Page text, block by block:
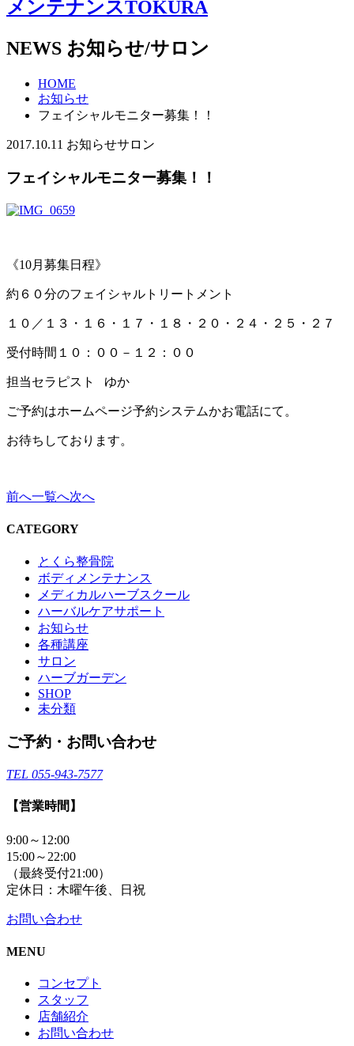
NEWS お知らせ/サロン
HOME
お知らせ
フェイシャルモニター募集！！
2017.10.11 お知らせサロン
フェイシャルモニター募集！！
《10月募集日程》
約６０分のフェイシャルトリートメント
１０／１３・１６・１７・１８・２０・２４・２５・２７
受付時間１０：００－１２：００
担当セラピスト ゆか
ご予約はホームページ予約システムかお電話にて。
お待ちしております。
前へ一覧へ次へ
CATEGORY
とくら整骨院
ボディメンテナンス
メディカルハーブスクール
ハーバルケアサポート
お知らせ
各種講座
サロン
ハーブガーデン
SHOP
未分類
ご予約・お問い合わせ
TEL 055-943-7577
【営業時間】
9:00～12:00
15:00～22:00
（最終受付21:00）
定休日：木曜午後、日祝
お問い合わせ
MENU
コンセプト
スタッフ
店舗紹介
お問い合わせ